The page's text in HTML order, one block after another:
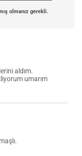
olmanız gerekli.
aldım.
umarım